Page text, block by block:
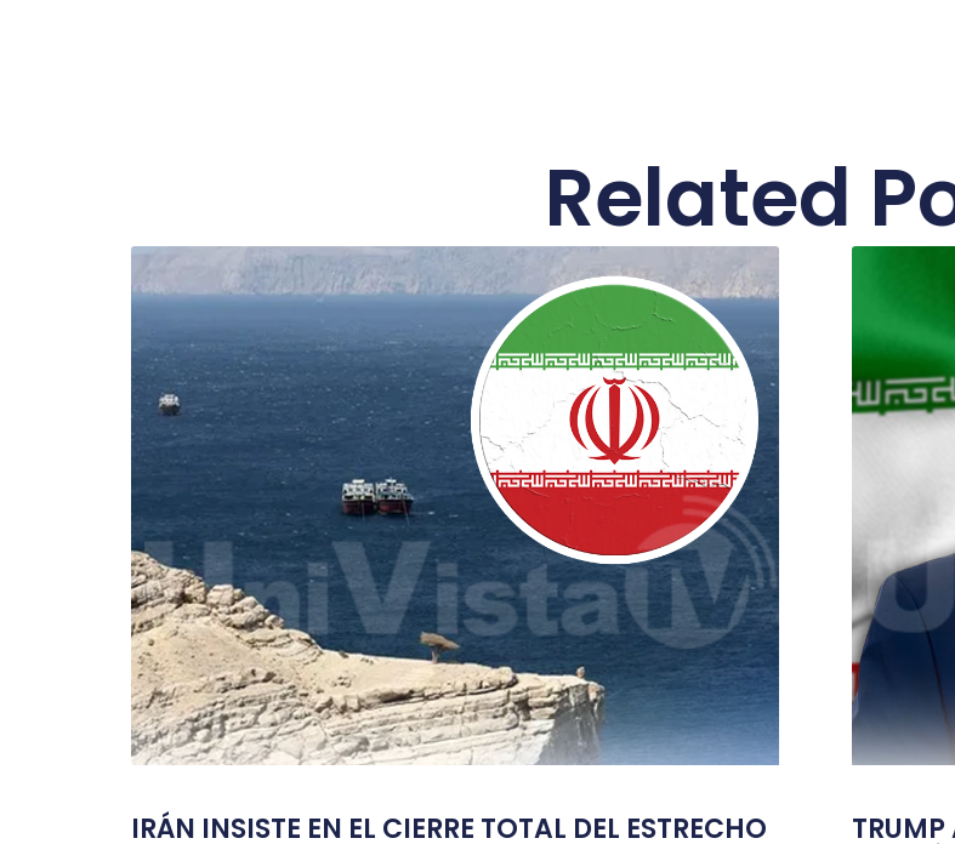
Related
IRÁN INSISTE EN EL CIERRE TOTAL DEL ESTRECHO
TRUMP